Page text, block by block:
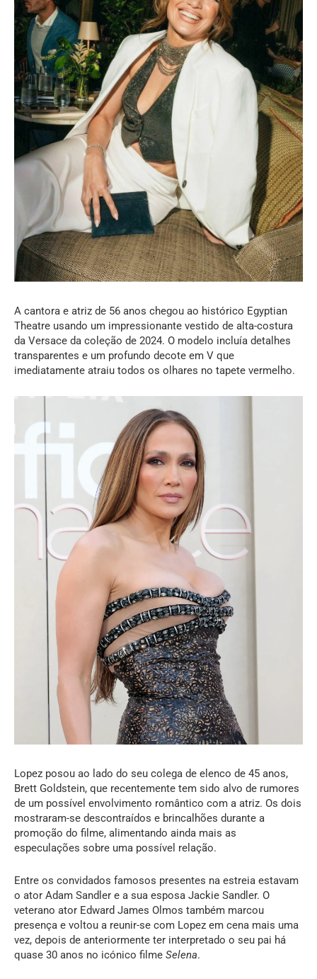
A cantora e atriz de 56 anos chegou ao histórico Egyptian
Theatre usando um impressionante vestido de alta-costura
da Versace da coleção de 2024. O modelo incluía detalhes
transparentes e um profundo decote em V que
imediatamente atraiu todos os olhares no tapete vermelho.
Lopez posou ao lado do seu colega de elenco de 45 anos,
Brett Goldstein, que recentemente tem sido alvo de rumores
de um possível envolvimento romântico com a atriz. Os dois
mostraram-se descontraídos e brincalhões durante a
promoção do filme, alimentando ainda mais as
especulações sobre uma possível relação.
Entre os convidados famosos presentes na estreia estavam
o ator Adam Sandler e a sua esposa Jackie Sandler. O
veterano ator Edward James Olmos também marcou
presença e voltou a reunir-se com Lopez em cena mais uma
vez, depois de anteriormente ter interpretado o seu pai há
quase 30 anos no icónico filme Selena.